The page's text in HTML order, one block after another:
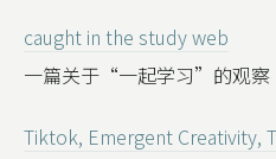
caught in the study web
一篇关于“一起学习”的观察
Tiktok, Emergent Creativity,